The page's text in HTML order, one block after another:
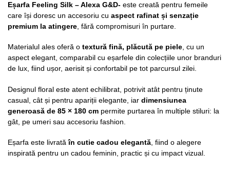
Eșarfa Feeling Silk – Alexa G&D- este creată pentru femeile
care își doresc un accesoriu cu aspect rafinat și senzație
premium la atingere , fără compromisuri în purtare.
Materialul ales oferă o textură fină, plăcută pe piele, cu un
aspect elegant, comparabil cu eșarfele din colecțiile unor branduri
de lux, fiind ușor, aerisit și confortabil pe tot parcursul zilei.
Designul floral este atent echilibrat, potrivit atât pentru ținute
casual, cât și pentru apariții elegante, iar dimensiunea
generoasă de 85 × 180 cm permite purtarea în multiple stiluri: la
gât, pe umeri sau accesoriu fashion.
Eșarfa este livratăîn cutie cadou elegantă, fiind o alegere
inspirată pentru un cadou feminin, practic și cu impact vizual.